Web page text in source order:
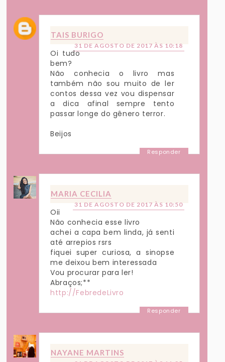
TAIS BURIGO
31 DE AGOSTO DE 2017 ÀS 10:18
Oi tudo
bem?
Não conhecia o livro mas
também não sou muito de ler
contos dessa vez vou dispensar
a dica afinal sempre tento
passar longe do gênero terror.
Beijos
Responder
MARIA CECILIA
31 DE AGOSTO DE 2017 ÀS 10:50
Oii
Não conhecia esse livro
achei a capa bem linda, já senti
até arrepios rsrs
fiquei super curiosa, a sinopse
me deixou bem interessada
Vou procurar para ler!
Abraços;**
http://FebredeLivro
Responder
NAYANE MARTINS